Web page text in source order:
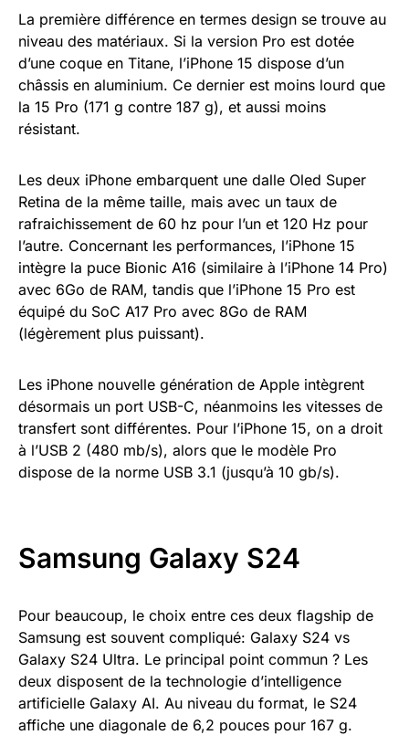
La première différence en termes design se trouve au
niveau des matériaux. Si la version Pro est dotée
d’une coque en Titane, l’iPhone 15 dispose d’un
châssis en aluminium. Ce dernier est moins lourd que
la 15 Pro (171 g contre 187 g), et aussi moins
résistant.
Les deux iPhone embarquent une dalle Oled Super
Retina de la même taille, mais avec un taux de
rafraichissement de 60 hz pour l’un et 120 Hz pour
l’autre. Concernant les performances, l’iPhone 15
intègre la puce Bionic A16 (similaire à l’iPhone 14 Pro)
avec 6Go de RAM, tandis que l’iPhone 15 Pro est
équipé du SoC A17 Pro avec 8Go de RAM
(légèrement plus puissant).
Les iPhone nouvelle génération de Apple intègrent
désormais un port USB-C, néanmoins les vitesses de
transfert sont différentes. Pour l’iPhone 15, on a droit
à l’USB 2 (480 mb/s), alors que le modèle Pro
dispose de la norme USB 3.1 (jusqu’à 10 gb/s).
Samsung Galaxy S24
Pour beaucoup, le choix entre ces deux flagship de
Samsung est souvent compliqué: Galaxy S24 vs
Galaxy S24 Ultra. Le principal point commun ? Les
deux disposent de la technologie d’intelligence
artificielle Galaxy AI. Au niveau du format, le S24
affiche une diagonale de 6,2 pouces pour 167 g.